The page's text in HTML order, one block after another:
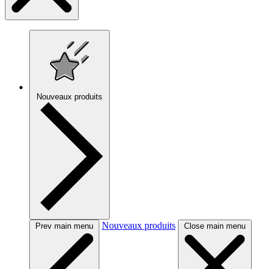
Nouveaux produits
Prev main menu Nouveaux produits Close main menu